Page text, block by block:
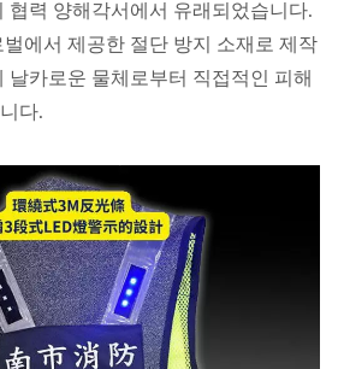
협력 양해각서에서 유래되었습니다.
에서 제공한 절단 방지 소재로 제작
날카로운 물체로부터 직접적인 피해
다.